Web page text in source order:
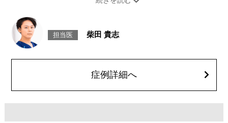
リスク、副作用：施術後に腫れ、赤み、内出血、痛み、突っ張り感などが
生じることがありますが、通常は一時的なもので数日〜1週間程度で軽快し
ていきます。まれに、ヒアルロン酸に対するアレルギー反応や、細菌感
染、血管閉塞といった重篤な合併症が生じる可能性もあります。施術後1〜
さい。
レスチレン 46,100円〜76,800円(税込)
グロス注射 21,800円(税込)
担当医 柴田 貴志
症例詳細へ